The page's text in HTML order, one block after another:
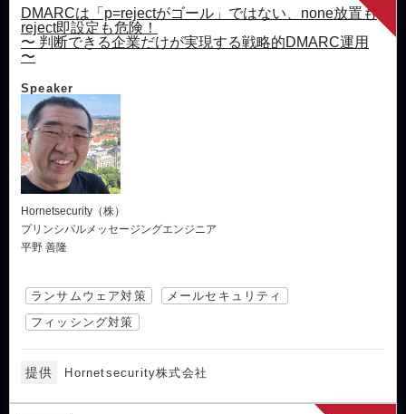
DMARCは「p=rejectがゴール」ではない、none放置も
reject即設定も危険！
〜 判断できる企業だけが実現する戦略的DMARC運用
〜
Speaker
Hornetsecurity（株）
プリンシパルメッセージングエンジニア
平野 善隆
ランサムウェア対策
メールセキュリティ
フィッシング対策
提供 Hornetsecurity株式会社